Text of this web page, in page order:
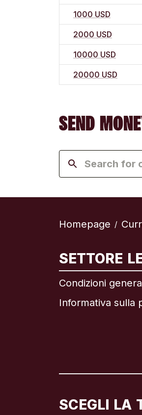
1000 USD
2000 USD
10000 USD
20000 USD
SEND
Homepage /
SETTORE
Condizioni
Informativa sulla
SCEGLI LA